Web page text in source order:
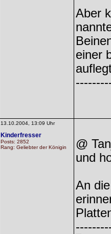
Aber
einer
13.10.2004, 13:09 Uhr
Kinderfresser
Posts: 2852
Rang: Geliebter der Königin
@
und
An